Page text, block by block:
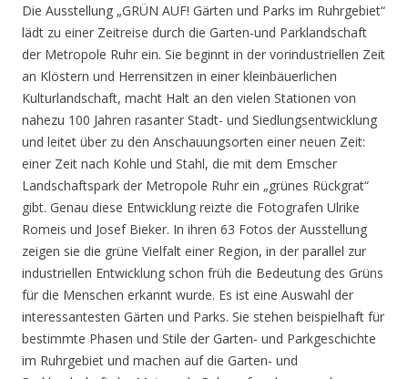
Die Ausstellung „GRÜN AUF! Gärten und Parks im Ruhrgebiet“
lädt zu einer Zeitreise durch die Garten-und Parklandschaft
der Metropole Ruhr ein. Sie beginnt in der vorindustriellen Zeit
an Klöstern und Herrensitzen in einer kleinbäuerlichen
Kulturlandschaft, macht Halt an den vielen Stationen von
nahezu 100 Jahren rasanter Stadt- und Siedlungsentwicklung
und leitet über zu den Anschauungsorten einer neuen Zeit:
einer Zeit nach Kohle und Stahl, die mit dem Emscher
Landschaftspark der Metropole Ruhr ein „grünes Rückgrat“
gibt. Genau diese Entwicklung reizte die Fotografen Ulrike
Romeis und Josef Bieker. In ihren 63 Fotos der Ausstellung
zeigen sie die grüne Vielfalt einer Region, in der parallel zur
industriellen Entwicklung schon früh die Bedeutung des Grüns
für die Menschen erkannt wurde. Es ist eine Auswahl der
interessantesten Gärten und Parks. Sie stehen beispielhaft für
bestimmte Phasen und Stile der Garten- und Parkgeschichte
im Ruhrgebiet und machen auf die Garten- und